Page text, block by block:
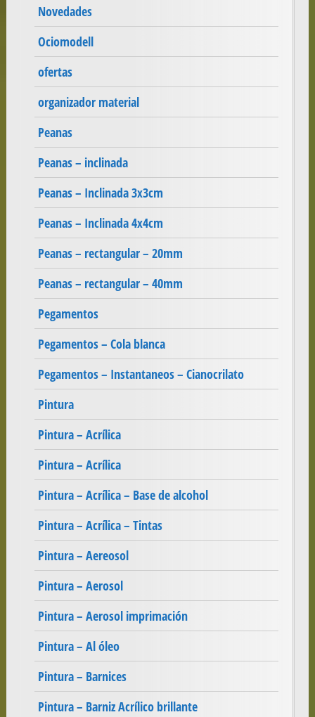
Novedades
Ociomodell
ofertas
organizador material
Peanas
Peanas – inclinada
Peanas – Inclinada 3x3cm
Peanas – Inclinada 4x4cm
Peanas – rectangular – 20mm
Peanas – rectangular – 40mm
Pegamentos
Pegamentos – Cola blanca
Pegamentos – Instantaneos – Cianocrilato
Pintura
Pintura – Acrílica
Pintura – Acrílica
Pintura – Acrílica – Base de alcohol
Pintura – Acrílica – Tintas
Pintura – Aereosol
Pintura – Aerosol
Pintura – Aerosol imprimación
Pintura – Al óleo
Pintura – Barnices
Pintura – Barniz Acrílico brillante